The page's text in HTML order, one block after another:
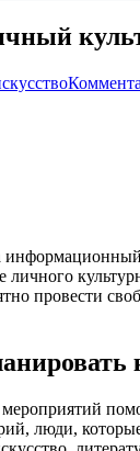
личного
провести
люди,